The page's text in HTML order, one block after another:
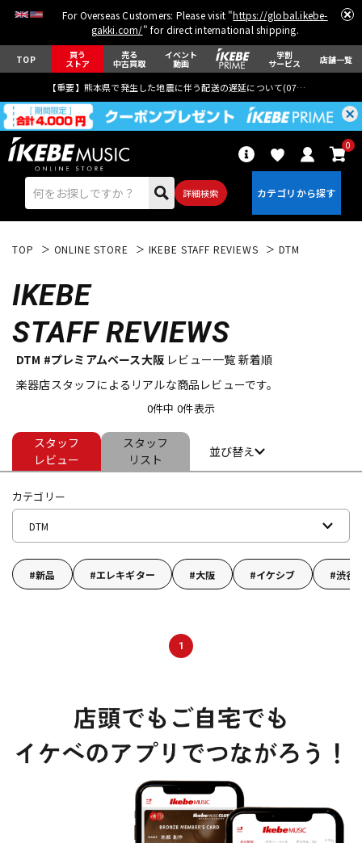
For Overseas Customers: Please visit "https://global.ikebe-
gakki.com/" for direct international shipping.
TOP 買う
ストア
売る
中古買取
イベント
動画
学割
サービス 店舗一覧
【重要】熊本県で発生した地震に伴う配送の遅延について(07月29日
詳細検索
0
エレキギター
ベース ウクレレ
ドラム パーカッション
管楽器 その他楽器
配信/ライブ機器 楽器アクセサリ
TOP ONLINE STORE IKEBE STAFF REVIEWS DTM
IKEBE
STAFF REVIEWS
DTM #プレミアムベース大阪 レビュー一覧 新着順
楽器店スタッフによるリアルな商品レビューです。
0件中 0件表示
スタッフ
レビュー
スタッフ
リスト
並び替え
カテゴリー
DTM
新品 エレキギター 大阪 イケシブ 渋谷
1